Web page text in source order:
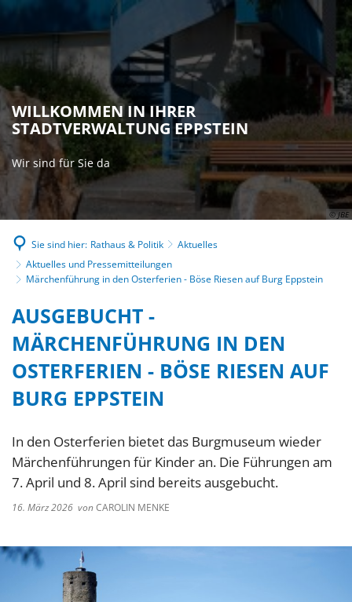
© JBE
WILLKOMMEN IN IHRER
STADTVERWALTUNG EPPSTEIN
Wir sind für Sie da
Sie sind hier: Rathaus & Politik
Aktuelles
Aktuelles und Pressemitteilungen
Märchenführung in den Osterferien - Böse Riesen auf Burg Eppstein
AUSGEBUCHT -
MÄRCHENFÜHRUNG IN DEN
OSTERFERIEN - BÖSE RIESEN AUF
BURG EPPSTEIN
In den Osterferien bietet das Burgmuseum wieder
Märchenführungen für Kinder an. Die Führungen am
7. April und 8. April sind bereits ausgebucht.
16. März 2026 vonCAROLIN MENKE